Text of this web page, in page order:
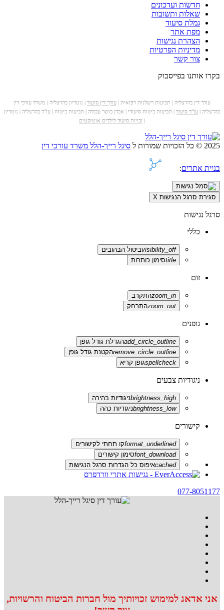
חדשות ועדכונים
שאלות ותשובות
גמלת סיעוד
מפת אתר
הצהרת נגישות
מדיניות הפרטיות
צור קשר
בקרו אותנו בפייסבוק
עורך דין בהרצליה | תביעות רשלנות רפואית | עורך דין סיעוד | נוטריון בהרצליה | משרד עורכי דין
בהרצליה | עו"ד סיעוד | תביעות ביטוח סיעודי | אבדן כושר עבודה | תביעות ביטוח | עו"ד בהרצליה | נוטריון
| זכויות סיעוד לילדים אוטיסטים
2025 © כל הזכויות שמורות ל סיגל רייך-הלל משרד עורכי דין
בניית אתרים:
סגירת סרגל הנגישות X
סרגל נגישות
כללי
visibility_offביטול הבהובים
titleסימון כותרות
זום
zoom_inהתקרב
zoom_outהתרחק
גופנים
add_circle_outlineהגדלת גודל גופן
remove_circle_outlineהקטנת גודל גופן
spellcheckגופן קריא
ניגודיות צבעים
brightness_highניגודיות בהירה
brightness_lowניגודיות כהה
קישורים
format_underlinedקו תחתי לקישורים
font_downloadסימון קישורים
cachedאיפוס כל הגדרות סרגל הנגישות
077-8051177
אני אדאג למימוש זכויותיך מול חברות הביטוח והרשויות,